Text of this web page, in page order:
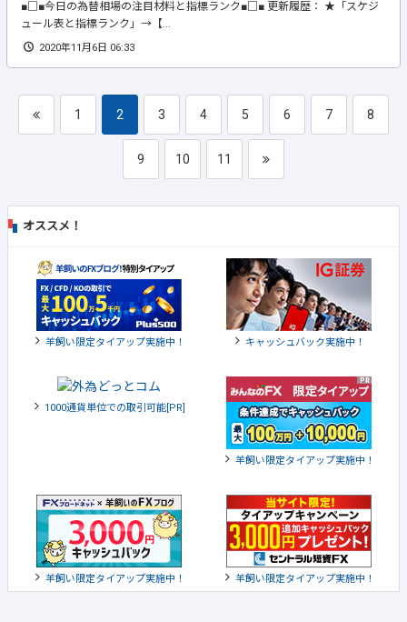
■□■今日の為替相場の注目材料と指標ランク■□■ 更新履歴： ★「スケジ
ュール表と指標ランク」→【...
2020年11月6日 06:33
1 2 3 4 5 6 7 8
9 10 11
オススメ！
羊飼い限定タイアップ実施中！ キャッシュバック実施中！
1000通貨単位での取引可能[PR]
羊飼い限定タイアップ実施中！
羊飼い限定タイアップ実施中！ 羊飼い限定タイアップ実施中！